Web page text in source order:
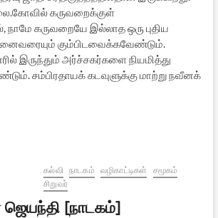
கருவறைக்குள்
நாமே கருவறையே இல்லாத ஒரு புதிய
கும்பிடவைக்கவேண்டும்.
இருந்தும் அர்ச்சகர்களை நியமித்து
சம்பிரதாயக் கடவுளுக்கு மாற்று நவீனக்
கல்வி நாடகம் வழிகாட்டிகள்
சமூகம்
சிறுவர்
ஜெயந்தி [நாடகம்]